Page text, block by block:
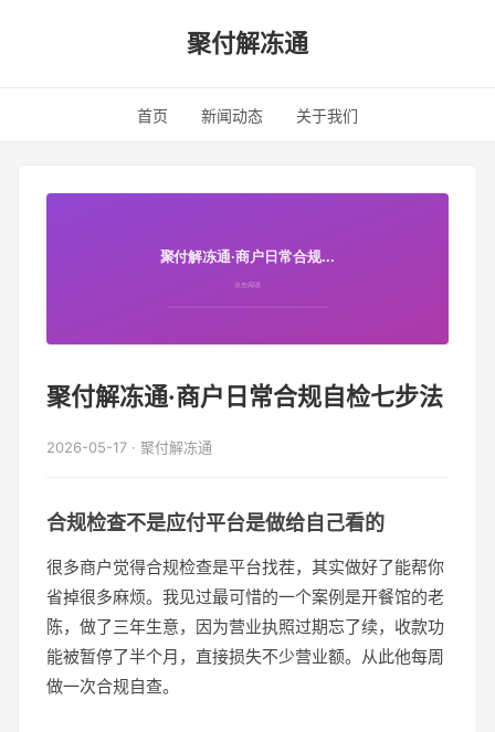
聚付解冻通
首页 新闻动态 关于我们
聚付解冻通·商户日常合规自检七步法
2026-05-17 · 聚付解冻通
合规检查不是应付平台是做给自己看的
很多商户觉得合规检查是平台找茬，其实做好了能帮你
省掉很多麻烦。我见过最可惜的一个案例是开餐馆的老
陈，做了三年生意，因为营业执照过期忘了续，收款功
能被暂停了半个月，直接损失不少营业额。从此他每周
做一次合规自查。